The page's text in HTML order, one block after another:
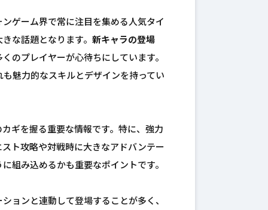
ゲーム界で常に注目を集める人気タイ
な話題となります。 新キャラの登場
のプレイヤーが心待ちにしています。
魅力的なスキルとデザインを持ってい
ギを握る重要な情報です。特に、強力
ト攻略や対戦時に大きなアドバンテー
組み込めるかも重要なポイントです。
ョンと連動して登場することが多く、